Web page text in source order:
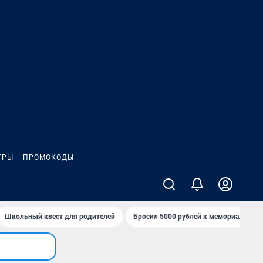
ПРОМОКОДЫ
Школьный квест для родителей Бросил 5000 рублей к мемориалу